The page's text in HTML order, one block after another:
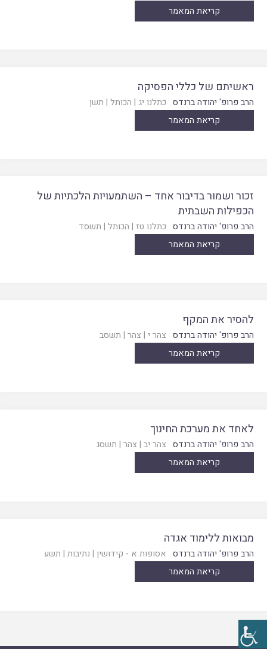
קריאת המאמר
ראשיתם של כללי הפסיקה
הרב פרופ' יהודה ברנדס כתלנו יג | הכותל | תשן
קריאת המאמר
זכור ושמור בדיבור אחד – השתמעויות הלכתיות של
הכפילות השבתית
הרב פרופ' יהודה ברנדס כתלנו טז | הכותל | תשסד
קריאת המאמר
להסיר את המקף
הרב פרופ' יהודה ברנדס צהר י | צהר | תשסב
קריאת המאמר
לאחד את מערכת החינוך
הרב פרופ' יהודה ברנדס צהר יב | צהר | תשסג
קריאת המאמר
מבואות ללימוד אגדה
הרב פרופ' יהודה ברנדס אסופות א - קידושין | נתיבות | תשע
קריאת המאמר